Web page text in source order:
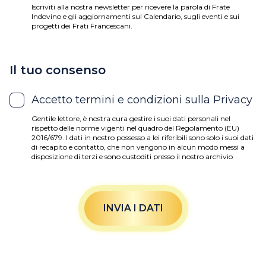
Iscriviti alla nostra newsletter per ricevere la parola di Frate
Indovino e gli aggiornamenti sul Calendario, sugli eventi e sui
progetti dei Frati Francescani.
Il tuo consenso
Accetto termini e condizioni sulla Privacy
Gentile lettore, è nostra cura gestire i suoi dati personali nel
rispetto delle norme vigenti nel quadro del Regolamento (EU)
2016/679. I dati in nostro possesso a lei riferibili sono solo i suoi dati
di recapito e contatto, che non vengono in alcun modo messi a
disposizione di terzi e sono custoditi presso il nostro archivio
potremmo contattarla attraverso canali di comunicazione
tradizionali (posta e telefono con operatore) o automatici (e-mail,
sms, social media) per informarla sulle nostre attività di sostegno
delle iniziative di solidarietà dei frati minori cappuccini e sulle
nostre nuove iniziative editoriali. La base giuridica del trattamento
è infatti il legittimo interesse di inviarle informazioni su quanto
INVIA I DATI